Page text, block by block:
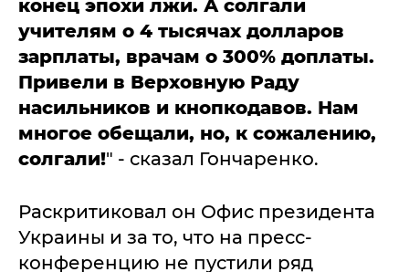
конец эпохи лжи. А солгали
учителям о 4 тысячах долларов
зарплаты, врачам о 300% доплаты.
Привели в Верховную Раду
насильников и кнопкодавов. Нам
многое обещали, но, к сожалению,
солгали!" - сказал Гончаренко.
Раскритиковал он Офис президента
Украины и за то, что на пресс-
конференцию не пустили ряд